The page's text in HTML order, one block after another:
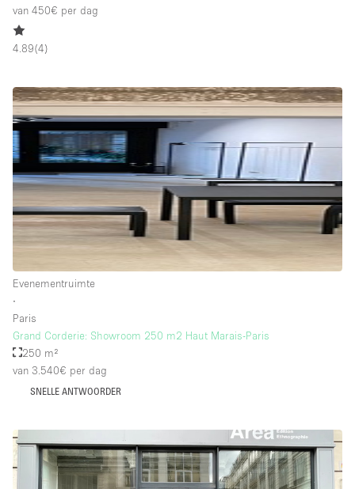
Tuin
Voorraadkamer
Water Access
Whitebox / Minimaal
Verdieping/Toegang:
Souterrain
Terras
Boven
van 450€ per dag
4.89(4)
Evenementruimte
∙
Paris
Grand Corderie: Showroom 250 m2 Haut Marais-Paris
250 m²
van 3.540€ per dag
SNELLE ANTWOORDER